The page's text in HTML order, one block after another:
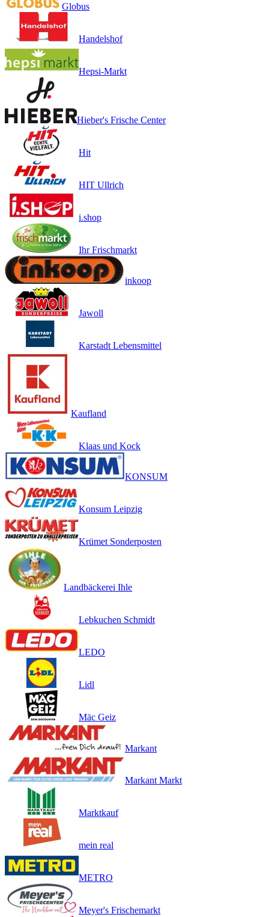
Globus
Handelshof
Hepsi-Markt
Hieber's Frische Center
Hit
HIT Ullrich
i.shop
Ihr Frischmarkt
inkoop
Jawoll
Karstadt Lebensmittel
Kaufland
Klaas und Kock
KONSUM
Konsum Leipzig
Krümet Sonderposten
Landbäckerei Ihle
Lebkuchen Schmidt
LEDO
Lidl
Mäc Geiz
Markant
Markant Markt
Marktkauf
mein real
METRO
Meyer's Frischemarkt